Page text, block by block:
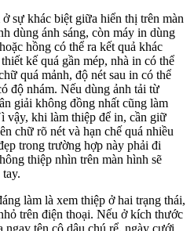
sự khác biệt giữa hiển thị trên màn
dùng ánh sáng, còn máy in dùng
hồng có thể ra kết quả khác
kế quá gần mép, nhà in có thể
quá mảnh, độ nét sau in có thể
độ nhám. Nếu dùng ảnh tải từ
giải không đồng nhất cũng làm
vậy, khi làm thiệp để in, cần giữ
chữ rõ nét và hạn chế quá nhiều
trong trường hợp này phải đi
thiệp nhìn trên màn hình sẽ
làm là xem thiệp ở hai trạng thái,
trên điện thoại. Nếu ở kích thước
tên cô dâu chú rể, ngày cưới